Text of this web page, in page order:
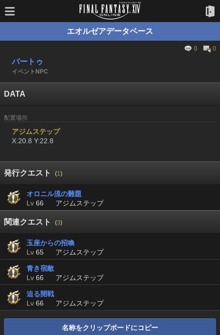
エオルゼアデータベース
0 0
バートゥ
イベントNPC
DATA
配置場所
アジムステップ
X:20.8 Y:22.8
発行クエスト (1)
オロニル流の難題
Lv 66 アジムステップ
関連クエスト (3)
玉座からの招喚
Lv 65 アジムステップ
青き宿敵
Lv 66 アジムステップ
迫る開戦
Lv 66 アジムステップ
名称をクリップボードにコピー